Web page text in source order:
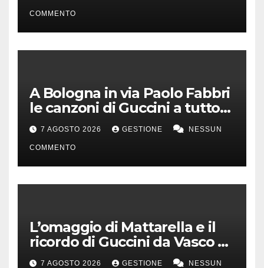
COMMENTO
A Bologna in via Paolo Fabbri
le canzoni di Guccini a tutto
volume
7 AGOSTO 2026 GESTIONE NESSUN
COMMENTO
L’omaggio di Mattarella e il
ricordo di Guccini da Vasco a
Milo Manara
7 AGOSTO 2026 GESTIONE NESSUN